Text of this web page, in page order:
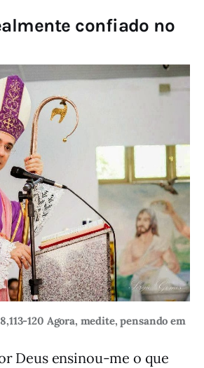
confiado no
120 Agora, medite, pensando em
Deus ensinou-me o que